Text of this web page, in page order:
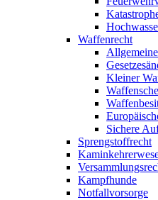
Waffenrecht
Kleiner
Sichere
Sprengstoffrecht
Kampfhunde
Notfallvorsorge